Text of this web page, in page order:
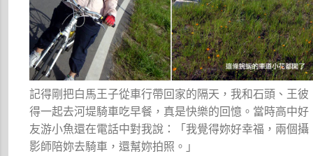
記得剛把白馬王子從車行帶回家的隔天，我和石頭、王彼
得一起去河堤騎車吃早餐，真是快樂的回憶。當時高中好
友游小魚還在電話中對我說：「我覺得妳好幸福，兩個攝
影師陪妳去騎車，還幫妳拍照。」